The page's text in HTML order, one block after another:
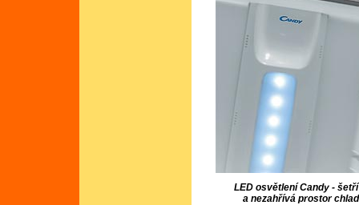
LED osvětlení Candy -
a nezahřívá prostor